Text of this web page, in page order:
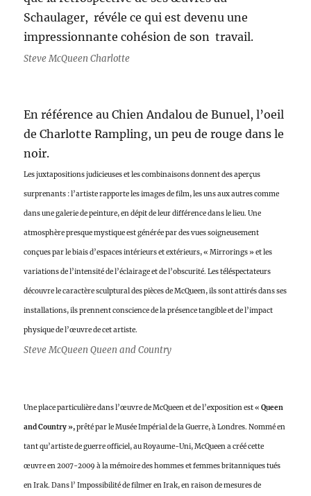
Schaulager, révéle ce qui est devenu une
impressionnante cohésion de son travail.
Steve McQueen Charlotte
En référence au Chien Andalou de Bunuel, l’oeil
de Charlotte Rampling, un peu de rouge dans le
noir.
Les juxtapositions judicieuses et les combinaisons donnent des aperçus
surprenants : l’artiste rapporte les images de film, les uns aux autres comme
dans une galerie de peinture, en dépit de leur différence dans le lieu. Une
atmosphère presque mystique est générée par des vues soigneusement
conçues par le biais d’espaces intérieurs et extérieurs, « Mirrorings » et les
variations de l’intensité de l’éclairage et de l’obscurité. Les téléspectateurs
découvre le caractère sculptural des pièces de McQueen, ils sont attirés dans ses
installations, ils prennent conscience de la présence tangible et de l’impact
physique de l’œuvre de cet artiste.
Steve McQueen Queen and Country
Une place particulière dans l’œuvre de McQueen et de l’exposition est «Queen
and Country »,prêté par le Musée Impérial de la Guerre, à Londres. Nommé en
tant qu’artiste de guerre officiel, au Royaume-Uni, McQueen a créé cette
œuvre en 2007-2009 à la mémoire des hommes et femmes britanniques tués
en Irak. Dans l’ Impossibilité de filmer en Irak, en raison de mesures de